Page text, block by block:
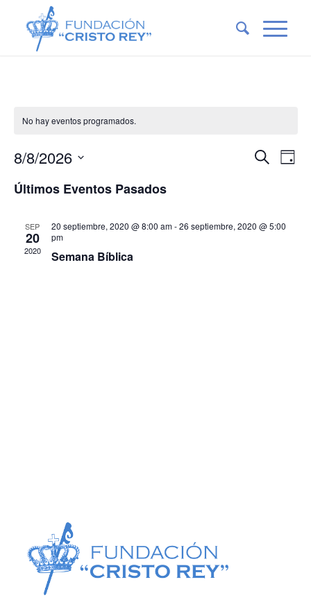
No hay eventos programados.
y
Buscar
de
Día
8/8/2026
fecha.
Últimos Eventos Pasados
SEP
20
2020
20 septiembre, 2020 @ 8:00 am-26 septiembre, 2020 @ 5:00
pm
Semana Bíblica